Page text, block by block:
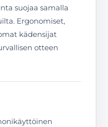
suojaa samalla
Ergonomiset,
kädensijat
otteen